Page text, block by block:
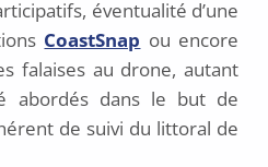
éventualité d’une
CoastSnap ou encore
falaises au drone, autant
abordés dans le but de
de suivi du littoral de